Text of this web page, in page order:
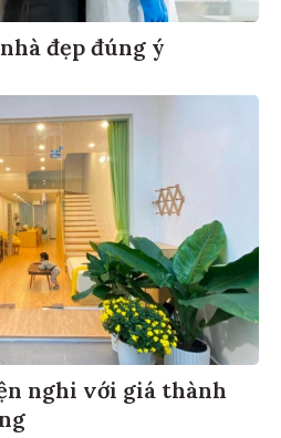
đẹp đúng ý
nghi với giá thành